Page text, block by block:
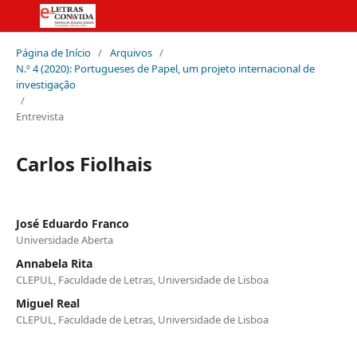
Página de Início / Arquivos /
N.º 4 (2020): Portugueses de Papel, um projeto internacional de
investigação
/
Entrevista
Carlos Fiolhais
José Eduardo Franco
Universidade Aberta
Annabela Rita
CLEPUL, Faculdade de Letras, Universidade de Lisboa
Miguel Real
CLEPUL, Faculdade de Letras, Universidade de Lisboa